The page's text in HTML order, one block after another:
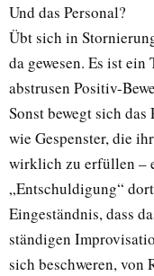
Und das Personal?
Übt sich in
da gewesen. Es ist
abstrusen Positiv-
Sonst bewegt sich
wie Gespenster, die
wirklich zu erfüllen –
„Entschuldigung“
Eingeständnis, dass
ständigen
sich beschweren, von